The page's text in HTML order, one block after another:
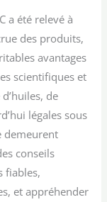
a été relevé à
des produits,
avantages
scientifiques et
de
légales sous
demeurent
conseils
fiables,
et appréhender